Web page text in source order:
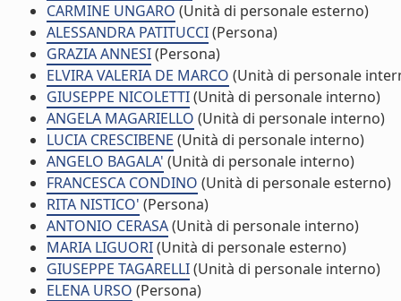
CARMINE UNGARO (Unità di personale esterno)
ALESSANDRA PATITUCCI(Persona)
GRAZIA ANNESI(Persona)
ELVIRA VALERIA DE MARCO (Unità di personale
GIUSEPPE NICOLETTI(Unità di personale interno)
ANGELA MAGARIELLO (Unità di personale interno)
LUCIA CRESCIBENE (Unità di personale interno)
ANGELO BAGALA' (Unità di personale interno)
FRANCESCA CONDINO (Unità di personale esterno)
RITA NISTICO' (Persona)
ANTONIO CERASA(Unità di personale interno)
MARIA LIGUORI(Unità di personale esterno)
GIUSEPPE TAGARELLI(Unità di personale interno)
ELENA URSO (Persona)